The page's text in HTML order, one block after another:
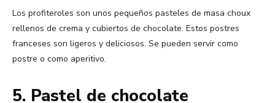
Los profiteroles son unos pequeños pasteles de masa choux
rellenos de crema y cubiertos de chocolate. Estos postres
franceses son ligeros y deliciosos. Se pueden servir como
postre o como aperitivo.
5. Pastel de chocolate